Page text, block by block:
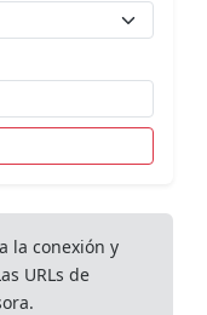
la conexión y
URLs de